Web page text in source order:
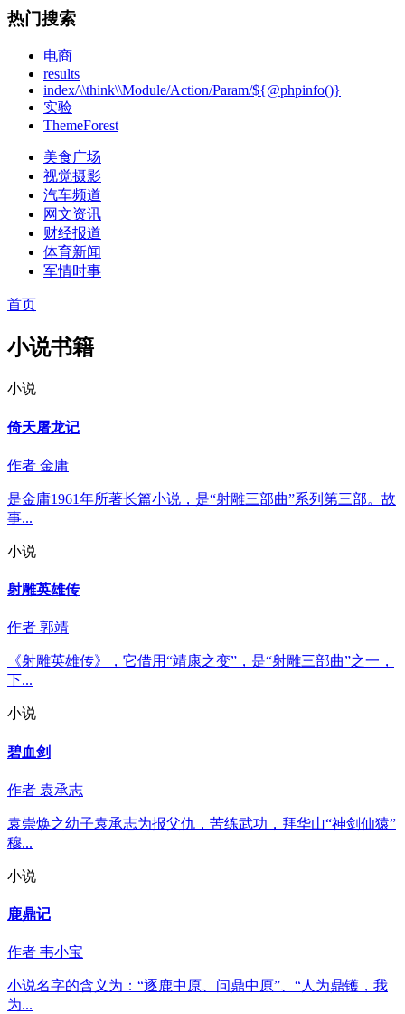
热门搜索
电商
results
index/\\think\\Module/Action/Param/${@phpinfo()}
实验
ThemeForest
美食广场
视觉摄影
汽车频道
网文资讯
财经报道
体育新闻
军情时事
首页
小说书籍
小说
倚天屠龙记
作者 金庸
是金庸1961年所著长篇小说，是“射雕三部曲”系列第三部。故
事...
小说
射雕英雄传
作者 郭靖
《射雕英雄传》，它借用“靖康之变”，是“射雕三部曲”之一，
下...
小说
碧血剑
作者 袁承志
袁崇焕之幼子袁承志为报父仇，苦练武功，拜华山“神剑仙猿”
穆...
小说
鹿鼎记
作者 韦小宝
小说名字的含义为：“逐鹿中原、问鼎中原”、“人为鼎镬，我
为...